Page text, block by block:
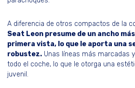
A diferencia de otros compactos de la
Seat Leon presume de un ancho
primera vista, lo que le aporta una
robustez. Unas líneas más marcadas
todo el coche, lo que le otorga una
juvenil.